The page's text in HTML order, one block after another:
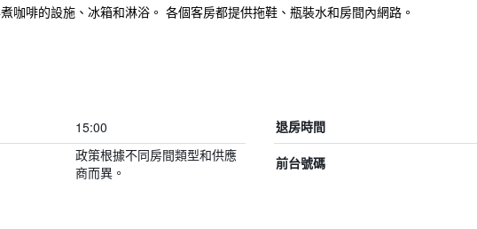
咖啡的設施、冰箱和淋浴。 各個客房都提供拖鞋、瓶裝水和房間內網路。
15:00 退房時間
政策根據不同房間類型和供應
商而異。
前台號碼